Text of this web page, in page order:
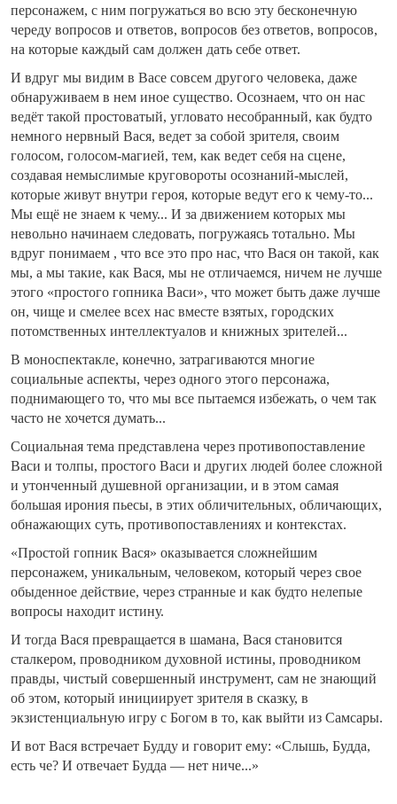
персонажем, с ним погружаться во всю эту бесконечную
череду вопросов и ответов, вопросов без ответов, вопросов,
на которые каждый сам должен дать себе ответ.
И вдруг мы видим в Васе совсем другого человека, даже
обнаруживаем в нем иное существо. Осознаем, что он нас
ведёт такой простоватый, угловато несобранный, как будто
немного нервный Вася, ведет за собой зрителя, своим
голосом, голосом-магией, тем, как ведет себя на сцене,
создавая немыслимые круговороты осознаний-мыслей,
которые живут внутри героя, которые ведут его к чему-то...
Мы ещё не знаем к чему... И за движением которых мы
невольно начинаем следовать, погружаясь тотально. Мы
вдруг понимаем , что все это про нас, что Вася он такой, как
мы, а мы такие, как Вася, мы не отличаемся, ничем не лучше
этого «простого гопника Васи», что может быть даже лучше
он, чище и смелее всех нас вместе взятых, городских
потомственных интеллектуалов и книжных зрителей...
В моноспектакле, конечно, затрагиваются многие
социальные аспекты, через одного этого персонажа,
поднимающего то, что мы все пытаемся избежать, о чем так
часто не хочется думать...
Социальная тема представлена через противопоставление
Васи и толпы, простого Васи и других людей более сложной
и утонченный душевной организации, и в этом самая
большая ирония пьесы, в этих обличительных, обличающих,
обнажающих суть, противопоставлениях и контекстах.
«Простой гопник Вася» оказывается сложнейшим
персонажем, уникальным, человеком, который через свое
обыденное действие, через странные и как будто нелепые
вопросы находит истину.
И тогда Вася превращается в шамана, Вася становится
сталкером, проводником духовной истины, проводником
правды, чистый совершенный инструмент, сам не знающий
об этом, который инициирует зрителя в сказку, в
экзистенциальную игру с Богом в то, как выйти из Самсары.
И вот Вася встречает Будду и говорит ему: «Слышь, Будда,
есть че? И отвечает Будда — нет ниче...»